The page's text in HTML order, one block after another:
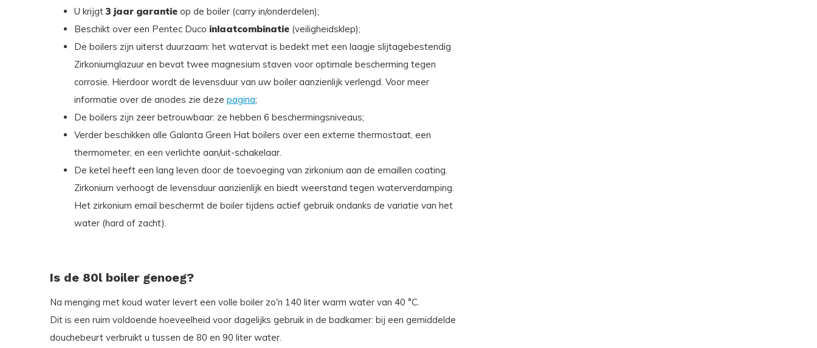
U krijgt 3 jaar garantie op de boiler (carry in/onderdelen);
Beschikt over een Pentec Duco inlaatcombinatie (veiligheidsklep);
De boilers zijn uiterst duurzaam: het watervat is bedekt met een laagje slijtagebestendig
Zirkoniumglazuur en bevat twee magnesium staven voor optimale bescherming tegen
corrosie. Hierdoor wordt de levensduur van uw boiler aanzienlijk verlengd. Voor meer
informatie over de anodes zie deze pagina;
De boilers zijn zeer betrouwbaar: ze hebben 6 beschermingsniveaus;
Verder beschikken alle Galanta Green Hat boilers over een externe thermostaat, een
thermometer, en een verlichte aan/uit-schakelaar.
De ketel heeft een lang leven door de toevoeging van zirkonium aan de emaillen coating.
Zirkonium verhoogt de levensduur aanzienlijk en biedt weerstand tegen waterverdamping.
Het zirkonium email beschermt de boiler tijdens actief gebruik ondanks de variatie van het
water (hard of zacht).
Is de 80l boiler genoeg?
Na menging met koud water levert een volle boiler zo'n 140 liter warm water van 40 °C.
Dit is een ruim voldoende hoeveelheid voor dagelijks gebruik in de badkamer: bij een gemiddelde
douchebeurt verbruikt u tussen de 80 en 90 liter water.